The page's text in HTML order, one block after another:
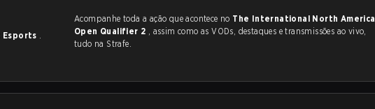
Esports .
Acompanhe toda a ação que acontece no The International North America
Open Qualifier 2 , assim como as VODs, destaques e transmissões ao vivo,
tudo na Strafe.